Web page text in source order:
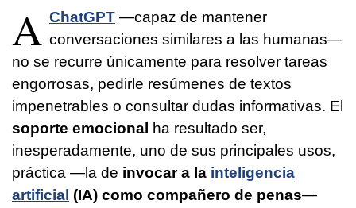
A ChatGPT —capaz de mantener
conversaciones similares a las humanas—
no se recurre únicamente para resolver tareas
engorrosas, pedirle resúmenes de textos
impenetrables o consultar dudas informativas. El
soporte emocional
ha resultado ser,
inesperadamente, uno de sus principales usos,
práctica —la de invocar a la inteligencia
artificial (IA) como compañero de penas—